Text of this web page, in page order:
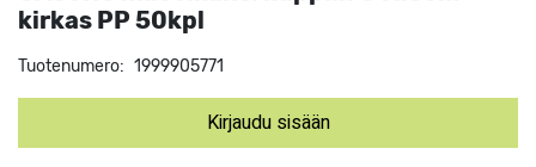
kirkas PP 50kpl
Tuotenumero: 1999905771
Kirjaudu sisään